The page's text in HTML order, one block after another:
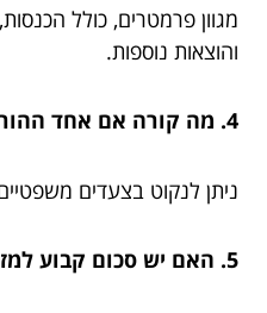
מגוון פרמטרים, כולל
והוצאות נוספות.
4. מה קורה אם אחד ההורים לא משלם מזונות?
ניתן לנקוט בצעדים
5. האם יש סכום קבוע למזונות ילדים?